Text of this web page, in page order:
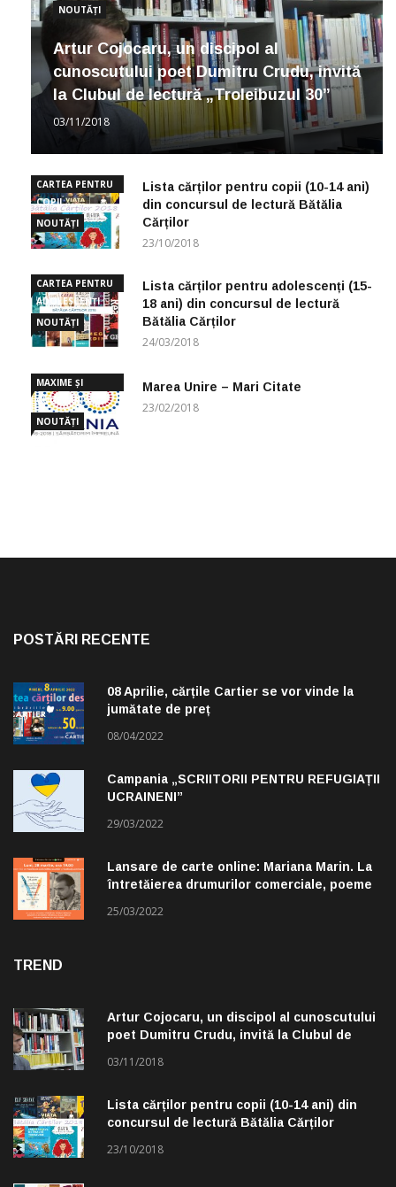
NOUTĂȚI
Artur Cojocaru, un discipol al
cunoscutului poet Dumitru Crudu, invită
la Clubul de lectură „Troleibuzul 30”
03/11/2018
CARTEA PENTRU
COPII
NOUTĂȚI
Lista cărților pentru copii (10-14 ani)
din concursul de lectură Bătălia
Cărților
23/10/2018
CARTEA PENTRU
ADOLESCENȚI
NOUTĂȚI
Lista cărților pentru adolescenți (15-
18 ani) din concursul de lectură
Bătălia Cărților
24/03/2018
MAXIME ȘI
CUGETĂRI
NOUTĂȚI
Marea Unire – Mari Citate
23/02/2018
POSTĂRI RECENTE
08 Aprilie, cărțile Cartier se vor vinde la
jumătate de preț
08/04/2022
Campania „SCRIITORII PENTRU REFUGIAȚII
UCRAINENI”
29/03/2022
Lansare de carte online: Mariana Marin. La
întretăierea drumurilor comerciale, poeme
25/03/2022
TREND
Artur Cojocaru, un discipol al cunoscutului
poet Dumitru Crudu, invită la Clubul de
03/11/2018
Lista cărților pentru copii (10-14 ani) din
concursul de lectură Bătălia Cărților
23/10/2018